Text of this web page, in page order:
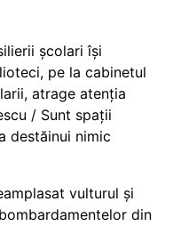
școlari își
pe la cabinetul
atrage atenția
/ Sunt spații
destăinui nimic
vulturul și
din